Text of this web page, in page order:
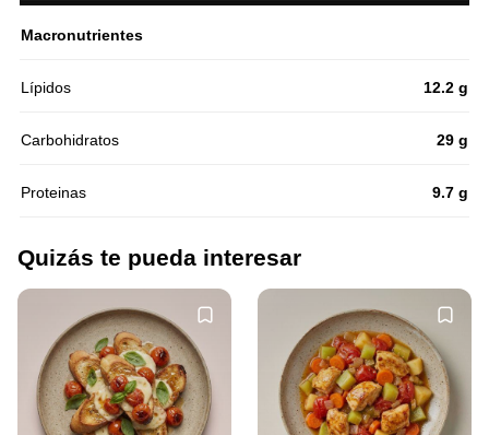
Macronutrientes
Lípidos 12.2 g
Carbohidratos 29 g
Proteinas 9.7 g
Quizás te pueda interesar